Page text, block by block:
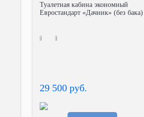
Туалетная кабина экономный
Евростандарт «Дачник» (без бака)
29 500 руб.